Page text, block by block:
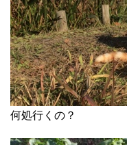
何処行くの？